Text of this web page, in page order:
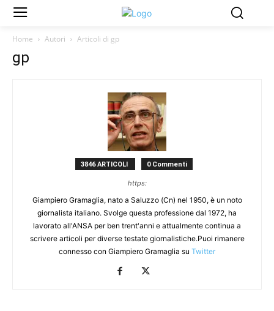
Home Autori Articoli di gp
gp
3846 ARTICOLI 0 Commenti
https:
Giampiero Gramaglia, nato a Saluzzo (Cn) nel 1950, è un noto
giornalista italiano. Svolge questa professione dal 1972, ha
lavorato all'ANSA per ben trent'anni e attualmente continua a
scrivere articoli per diverse testate giornalistiche.Puoi rimanere
connesso con Giampiero Gramaglia su Twitter